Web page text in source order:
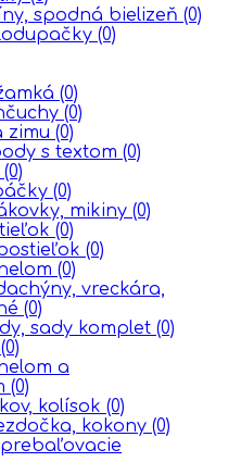
spodná bielizeň (0)
(0)
(0)
(0)
zimu (0)
s textom (0)
(0)
(0)
mikiny (0)
(0)
(0)
(0)
vreckára,
(0)
sady komplet (0)
(0)
a
(0)
kolísok (0)
kokony (0)